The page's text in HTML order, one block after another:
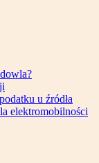
u źródła
elektromobilności